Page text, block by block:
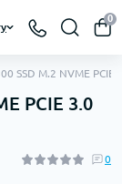
0
SSD M.2 NVME PCIE
PCIE 3.0
0